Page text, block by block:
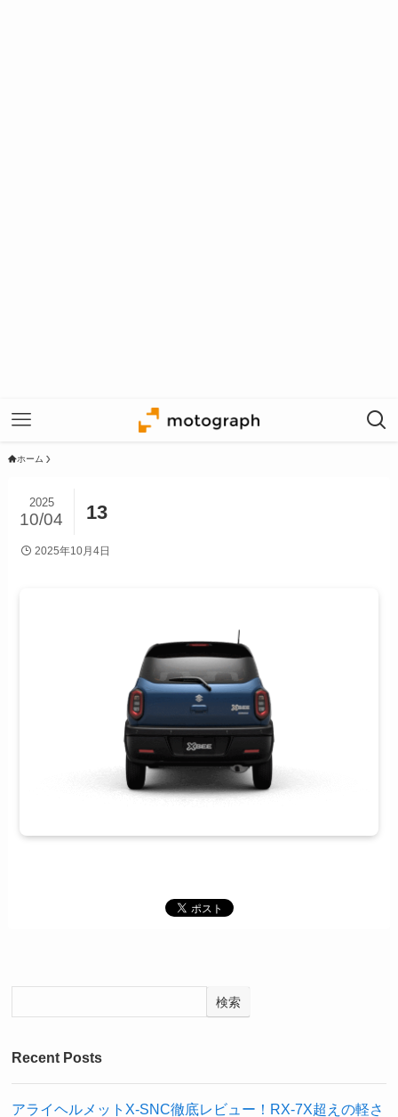
ホーム
13
2025
10/04
2025年10月4日
検索
Recent Posts
アライヘルメットX-SNC徹底レビュー！RX-7X超えの軽さ